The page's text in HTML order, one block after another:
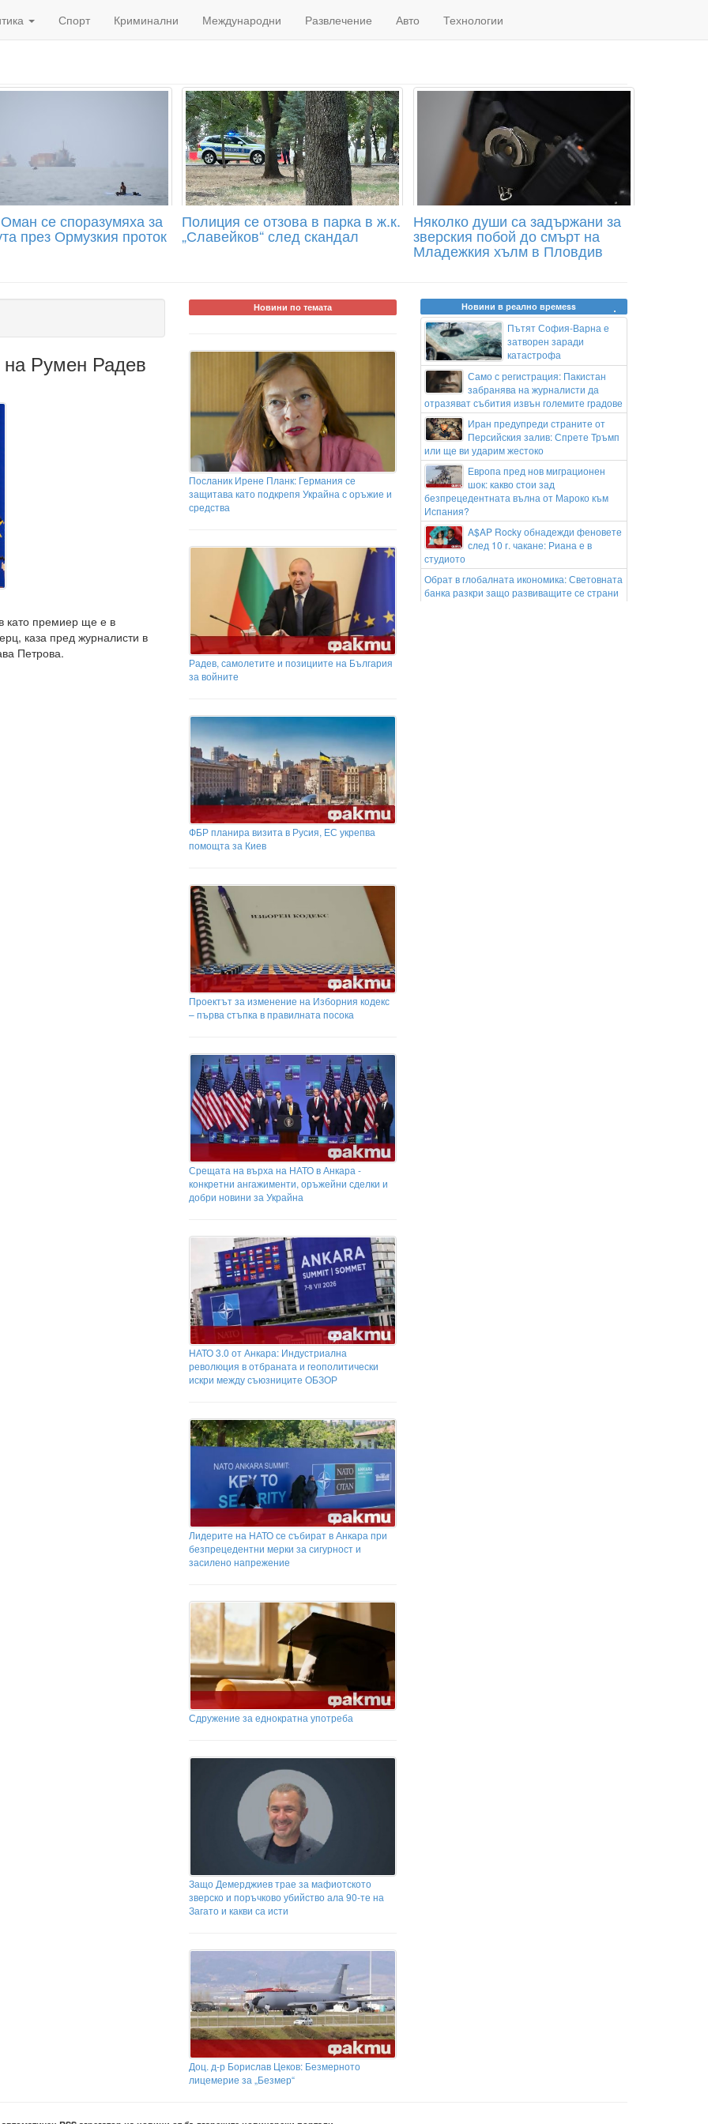
Спорт Криминални Международни Развлечение Авто Технологии
се споразумяха за
през Ормузкия проток
Полиция се отзова в парка в ж.к.
„Славейков“ след скандал
Няколко души са задържани за
зверския побой до смърт на
Младежкия хълм в Пловдив
Румен Радев
като премиер ще е в
каза пред журналисти в
Петрова.
Новини по темата
Посланик Ирене Планк: Германия се
защитава като подкрепя Украйна с оръжие и
средства
Радев, самолетите и позициите на България
за войните
ФБР планира визита в Русия, ЕС укрепва
помощта за Киев
Проектът за изменение на Изборния кодекс
– първа стъпка в правилната посока
Срещата на върха на НАТО в Анкара -
конкретни ангажименти, оръжейни сделки и
добри новини за Украйна
НАТО 3.0 от Анкара: Индустриална
революция в отбраната и геополитически
искри между съюзниците ОБЗОР
Лидерите на НАТО се събират в Анкара при
безпрецедентни мерки за сигурност и
засилено напрежение
Сдружение за еднократна употреба
Защо Демерджиев трае за мафиотското
зверско и поръчково убийство ала 90-те на
Загато и какви са исти
Доц. д-р Борислав Цеков: Безмерното
лицемерие за „Безмер“
Новини в реално времеss
Пътят София-Варна е
затворен заради
катастрофа
Само с регистрация: Пакистан
забранява на журналисти да
отразяват събития извън големите градове
Иран предупреди страните от
Персийския залив: Спрете Тръмп
или ще ви ударим жестоко
Европа пред нов миграционен
шок: какво стои зад
безпрецедентната вълна от Мароко към
Испания?
A$AP Rocky обнадежди феновете
след 10 г. чакане: Риана е в
студиото
Обрат в глобалната икономика: Световната
банка разкри защо развиващите се страни